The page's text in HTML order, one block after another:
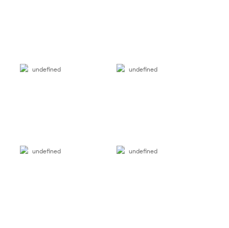
undefined undefined
undefined undefined